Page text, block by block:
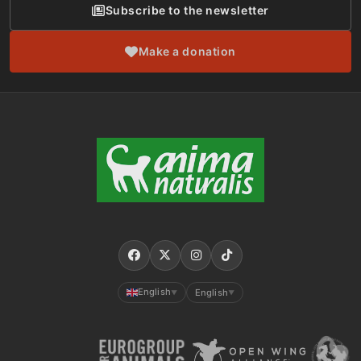
Subscribe to the newsletter
Make a donation
English ▼ English ▼